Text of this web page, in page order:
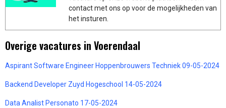
contact met ons op voor de mogelijkheden van
het insturen.
Overige vacatures in Voerendaal
Aspirant Software Engineer Hoppenbrouwers Techniek 09-05-2024
Backend Developer Zuyd Hogeschool 14-05-2024
Data Analist Personato 17-05-2024